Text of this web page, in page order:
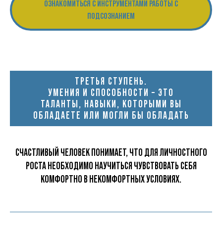
ОЗНАКОМИТЬСЯ С ИНСТРУМЕНТАМИ РАБОТЫ С
ПОДСОЗНАНИЕМ
ТРЕТЬЯ СТУПЕНЬ.
УМЕНИЯ И СПОСОБНОСТИ – ЭТО
ТАЛАНТЫ, НАВЫКИ, КОТОРЫМИ ВЫ
ОБЛАДАЕТЕ ИЛИ МОГЛИ БЫ ОБЛАДАТЬ
СЧАСТЛИВЫЙ ЧЕЛОВЕК ПОНИМАЕТ, ЧТО ДЛЯ ЛИЧНОСТНОГО
РОСТА НЕОБХОДИМО НАУЧИТЬСЯ ЧУВСТВОВАТЬ СЕБЯ
КОМФОРТНО В НЕКОМФОРТНЫХ УСЛОВИЯХ.